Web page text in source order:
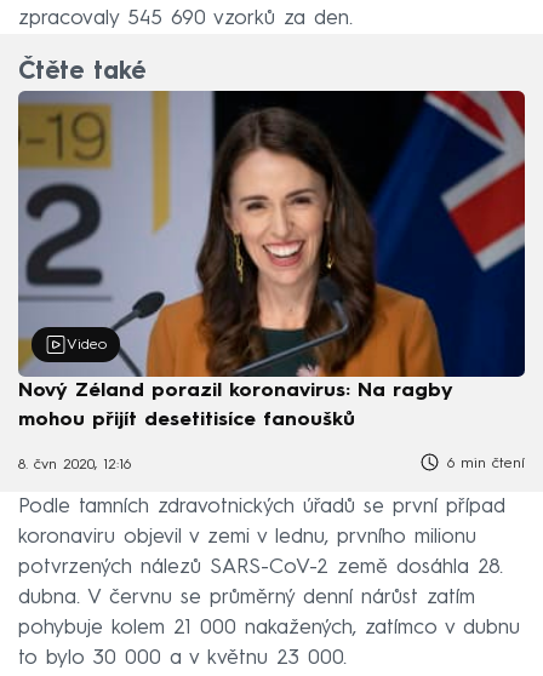
zpracovaly 545 690 vzorků za den.
Čtěte také
Video
Nový Zéland porazil koronavirus: Na ragby
mohou přijít desetitisíce fanoušků
8. čvn 2020, 12:16 6 min čtení
Podle tamních zdravotnických úřadů se první případ
koronaviru objevil v zemi v lednu, prvního milionu
potvrzených nálezů SARS-CoV-2 země dosáhla 28.
dubna. V červnu se průměrný denní nárůst zatím
pohybuje kolem 21 000 nakažených, zatímco v dubnu
to bylo 30 000 a v květnu 23 000.